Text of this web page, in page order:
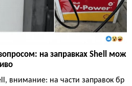
на заправках Shell мож
внимание: на части заправок бр